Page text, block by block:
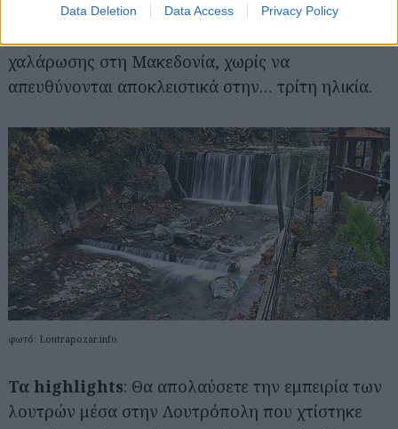
Data Deletion Data Access Privacy Policy
αρχίσει να αξιοποιούν τον φυσικό τους πλούτο
χαλάρωσης στη Μακεδονία, χωρίς να
απευθύνονται αποκλειστικά στην… τρίτη ηλικία.
φωτό: Loutrapozar.info
Τα highlights: Θα απολαύσετε την εμπειρία των
λουτρών μέσα στην Λουτρόπολη που χτίστηκε